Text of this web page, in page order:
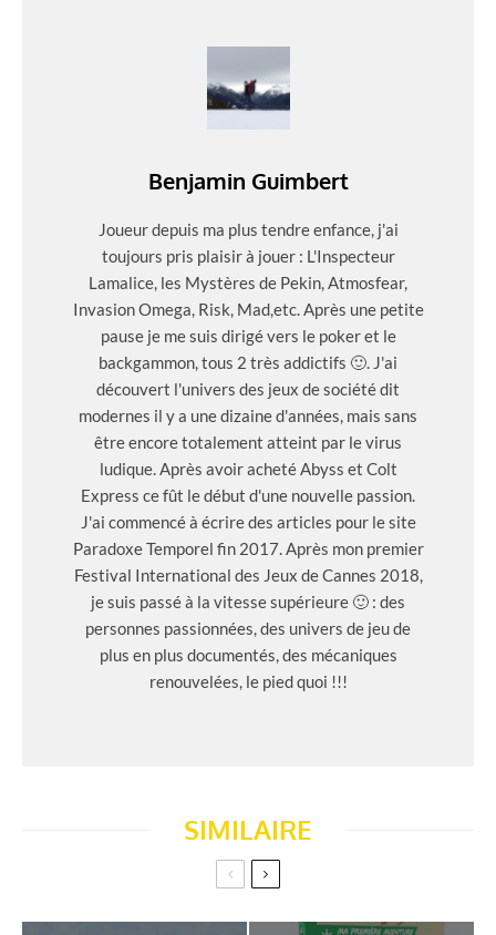
Benjamin Guimbert
Joueur depuis ma plus tendre enfance, j'ai
toujours pris plaisir à jouer : L'Inspecteur
Lamalice, les Mystères de Pekin, Atmosfear,
Invasion Omega, Risk, Mad,etc. Après une petite
pause je me suis dirigé vers le poker et le
backgammon, tous 2 très addictifs 🙂. J'ai
découvert l'univers des jeux de société dit
modernes il y a une dizaine d'années, mais sans
être encore totalement atteint par le virus
ludique. Après avoir acheté Abyss et Colt
Express ce fût le début d'une nouvelle passion.
J'ai commencé à écrire des articles pour le site
Paradoxe Temporel fin 2017. Après mon premier
Festival International des Jeux de Cannes 2018,
je suis passé à la vitesse supérieure 🙂 : des
personnes passionnées, des univers de jeu de
plus en plus documentés, des mécaniques
renouvelées, le pied quoi !!!
SIMILAIRE